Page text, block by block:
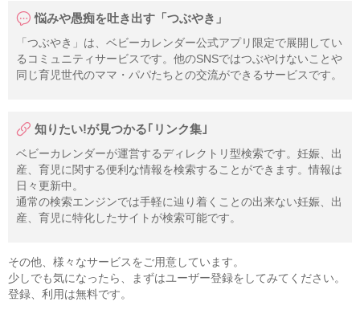
悩みや愚痴を吐き出す「つぶやき」
「つぶやき」は、ベビーカレンダー公式アプリ限定で展開してい
るコミュニティサービスです。他のSNSではつぶやけないことや
同じ育児世代のママ・パパたちとの交流ができるサービスです。
知りたい!が見つかる｢リンク集｣
ベビーカレンダーが運営するディレクトリ型検索です。妊娠、出
産、育児に関する便利な情報を検索することができます。情報は
日々更新中。
通常の検索エンジンでは手軽に辿り着くことの出来ない妊娠、出
産、育児に特化したサイトが検索可能です。
その他、様々なサービスをご用意しています。
少しでも気になったら、まずはユーザー登録をしてみてください。
登録、利用は無料です。